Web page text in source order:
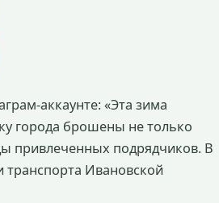
аккаунте: «Эта зима
города брошены не только
привлеченных подрядчиков. В
Ивановской